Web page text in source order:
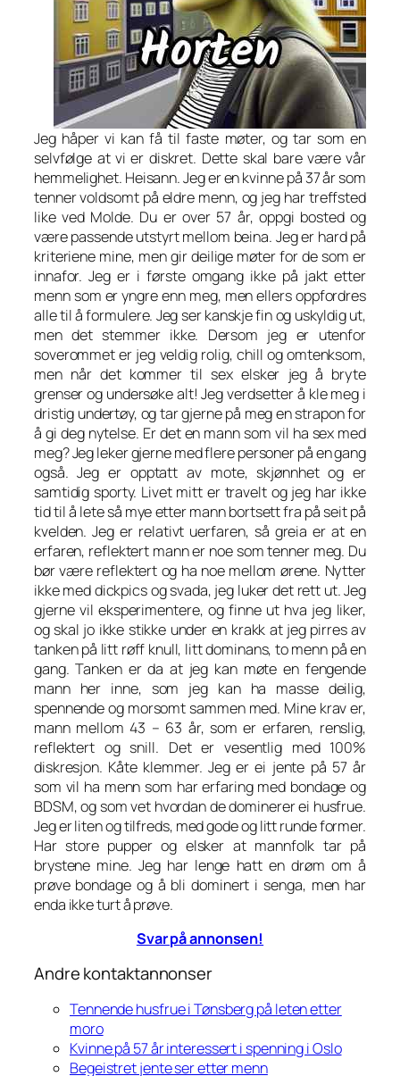
Jeg håper vi kan få til faste møter, og tar som en
selvfølge at vi er diskret. Dette skal bare være vår
hemmelighet. Heisann. Jeg er en kvinne på 37 år som
tenner voldsomt på eldre menn, og jeg har treffsted
like ved Molde. Du er over 57 år, oppgi bosted og
være passende utstyrt mellom beina. Jeg er hard på
kriteriene mine, men gir deilige møter for de som er
innafor. Jeg er i første omgang ikke på jakt etter
menn som er yngre enn meg, men ellers oppfordres
alle til å formulere. Jeg ser kanskje fin og uskyldig ut,
men det stemmer ikke. Dersom jeg er utenfor
soverommet er jeg veldig rolig, chill og omtenksom,
men når det kommer til sex elsker jeg å bryte
grenser og undersøke alt! Jeg verdsetter å kle meg i
dristig undertøy, og tar gjerne på meg en strapon for
å gi deg nytelse. Er det en mann som vil ha sex med
meg? Jeg leker gjerne med flere personer på en gang
også. Jeg er opptatt av mote, skjønnhet og er
samtidig sporty. Livet mitt er travelt og jeg har ikke
tid til å lete så mye etter mann bortsett fra på seit på
kvelden. Jeg er relativt uerfaren, så greia er at en
erfaren, reflektert mann er noe som tenner meg. Du
bør være reflektert og ha noe mellom ørene. Nytter
ikke med dickpics og svada, jeg luker det rett ut. Jeg
gjerne vil eksperimentere, og finne ut hva jeg liker,
og skal jo ikke stikke under en krakk at jeg pirres av
tanken på litt røff knull, litt dominans, to menn på en
gang. Tanken er da at jeg kan møte en fengende
mann her inne, som jeg kan ha masse deilig,
spennende og morsomt sammen med. Mine krav er,
mann mellom 43 – 63 år, som er erfaren, renslig,
reflektert og snill. Det er vesentlig med 100%
diskresjon. Kåte klemmer. Jeg er ei jente på 57 år
som vil ha menn som har erfaring med bondage og
BDSM, og som vet hvordan de dominerer ei husfrue.
Jeg er liten og tilfreds, med gode og litt runde former.
Har store pupper og elsker at mannfolk tar på
brystene mine. Jeg har lenge hatt en drøm om å
prøve bondage og å bli dominert i senga, men har
enda ikke turt å prøve.
Svar på annonsen!
Andre kontaktannonser
Tennende husfrue i Tønsberg på leten etter
moro
Kvinne på 57 år interessert i spenning i Oslo
Begeistret jente ser etter menn